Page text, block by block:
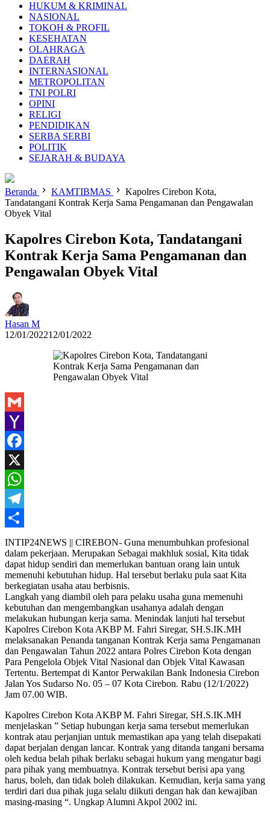
HUKUM & KRIMINAL
NASIONAL
TOKOH & PROFIL
KESEHATAN
OLAHRAGA
DAERAH
INTERNASIONAL
METROPOLITAN
TNI POLRI
OPINI
RELIGI
PENDIDIKAN
SERBA SERBI
POLITIK
SEJARAH & BUDAYA
Beranda KAMTIBMAS
Kapolres Cirebon Kota,
Tandatangani Kontrak Kerja Sama Pengamanan dan Pengawalan
Obyek Vital
Kapolres Cirebon Kota, Tandatangani
Kontrak Kerja Sama Pengamanan dan
Pengawalan Obyek Vital
Hasan M
12/01/202212/01/2022
Gmail
Yahoo
Mail
Facebook
X
WhatsApp
Telegram
Share
INTIP24NEWS || CIREBON- Guna menumbuhkan profesional
dalam pekerjaan. Merupakan Sebagai makhluk sosial, Kita tidak
dapat hidup sendiri dan memerlukan bantuan orang lain untuk
memenuhi kebutuhan hidup. Hal tersebut berlaku pula saat Kita
berkegiatan usaha atau berbisnis.
Langkah yang diambil oleh para pelaku usaha guna memenuhi
kebutuhan dan mengembangkan usahanya adalah dengan
melakukan hubungan kerja sama. Menindak lanjuti hal tersebut
Kapolres Cirebon Kota AKBP M. Fahri Siregar, SH.S.IK.MH
melaksanakan Penanda tanganan Kontrak Kerja sama Pengamanan
dan Pengawalan Tahun 2022 antara Polres Cirebon Kota dengan
Para Pengelola Objek Vital Nasional dan Objek Vital Kawasan
Tertentu. Bertempat di Kantor Perwakilan Bank Indonesia Cirebon
Jalan Yos Sudarso No. 05 – 07 Kota Cirebon. Rabu (12/1/2022)
Jam 07.00 WIB.
Kapolres Cirebon Kota AKBP M. Fahri Siregar, SH.S.IK.MH
menjelaskan ” Setiap hubungan kerja sama tersebut memerlukan
kontrak atau perjanjian untuk memastikan apa yang telah disepakati
dapat berjalan dengan lancar. Kontrak yang ditanda tangani bersama
oleh kedua belah pihak berlaku sebagai hukum yang mengatur bagi
para pihak yang membuatnya. Kontrak tersebut berisi apa yang
harus, boleh, dan tidak boleh dilakukan. Kemudian, kerja sama yang
terdiri dari dua pihak juga selalu diikuti dengan hak dan kewajiban
masing-masing “. Ungkap Alumni Akpol 2002 ini.